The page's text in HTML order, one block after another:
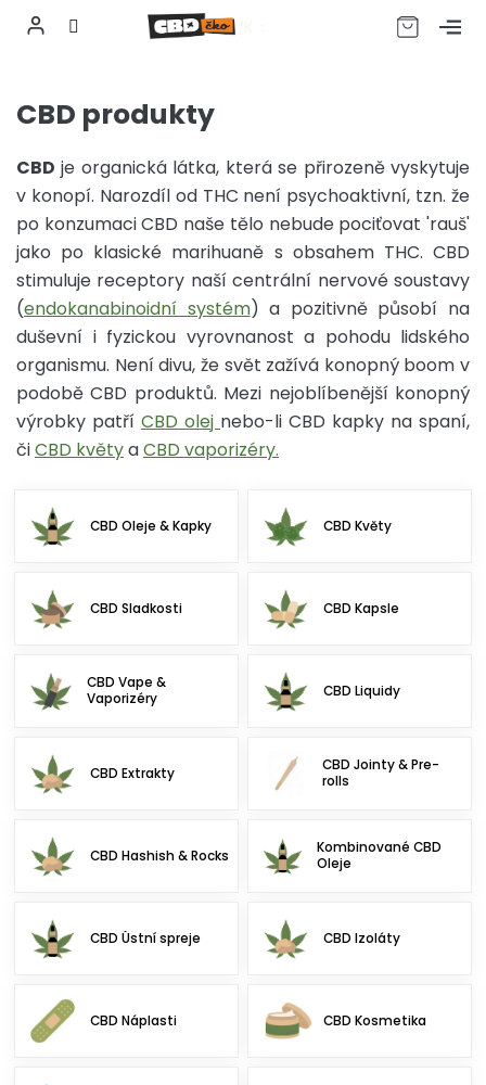
obsah
CZK
CBD produkty
CBD je organická látka, která se přirozeně vyskytuje
v konopí. Narozdíl od THC není psychoaktivní, tzn. že
po konzumaci CBD naše tělo nebude pociťovat 'rauš'
jako po klasické marihuaně s obsahem THC. CBD
stimuluje receptory naší centrální nervové soustavy
(endokanabinoidní systém) a pozitivně působí na
duševní i fyzickou vyrovnanost a pohodu lidského
organismu. Není divu, že svět zažívá konopný boom v
podobě CBD produktů. Mezi nejoblíbenější konopný
výrobky patří CBD olej nebo-li CBD kapky na spaní,
čiCBD květyaCBD vaporizéry.
CBD Oleje & Kapky CBD Květy
CBD Sladkosti CBD Kapsle
CBD Vape &
Vaporizéry
CBD Liquidy
CBD Extrakty
CBD Jointy & Pre-
rolls
CBD Hashish & Rocks
Kombinované CBD
Oleje
CBD Ústní spreje CBD Izoláty
CBD Náplasti CBD Kosmetika